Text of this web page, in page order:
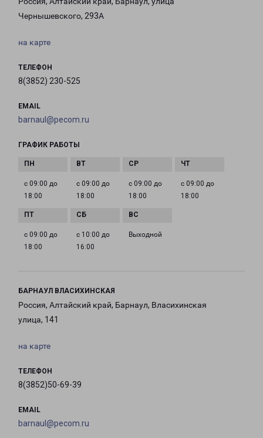
Чернышевского, 293А
на карте
ТЕЛЕФОН
8(3852) 230-525
EMAIL
barnaul@pecom.ru
ГРАФИК РАБОТЫ
с 09:00 до
18:00
с 09:00 до
18:00
с 09:00 до
18:00
с 09:00 до
18:00
с 09:00 до
18:00
с 10:00 до
16:00
Выходной
БАРНАУЛ ВЛАСИХИНСКАЯ
Россия, Алтайский край, Барнаул, Власихинская
улица, 141
на карте
ТЕЛЕФОН
8(3852)50-69-39
EMAIL
barnaul@pecom.ru